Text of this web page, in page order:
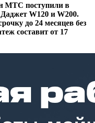
МТС поступили в
W120 и W200.
до 24 месяцев без
составит от 17